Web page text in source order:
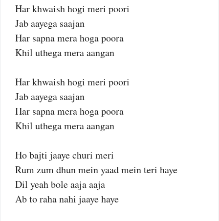
Har khwaish hogi meri poori
Jab aayega saajan
Har sapna mera hoga poora
Khil uthega mera aangan
Har khwaish hogi meri poori
Jab aayega saajan
Har sapna mera hoga poora
Khil uthega mera aangan
Ho bajti jaaye churi meri
Rum zum dhun mein yaad mein teri haye
Dil yeah bole aaja aaja
Ab to raha nahi jaaye haye